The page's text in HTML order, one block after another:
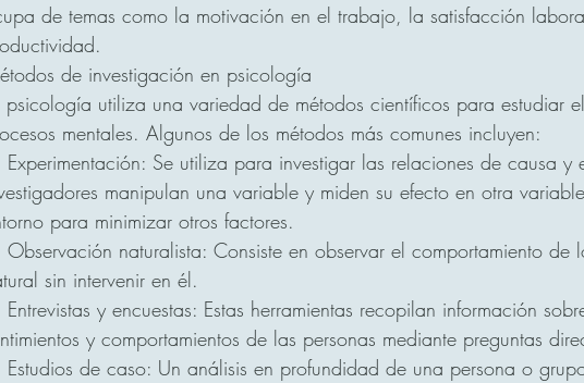
de temas como la motivación en el trabajo, la satisfacción
de investigación en psicología
psicología utiliza una variedad de métodos científicos para estudiar
mentales. Algunos de los métodos más comunes incluyen:
Experimentación: Se utiliza para investigar las relaciones de causa y
manipulan una variable y miden su efecto en otra
para minimizar otros factores.
naturalista: Consiste en observar el comportamiento de
sin intervenir en él.
y encuestas: Estas herramientas recopilan información
y comportamientos de las personas mediante preguntas
de caso: Un análisis en profundidad de una persona o